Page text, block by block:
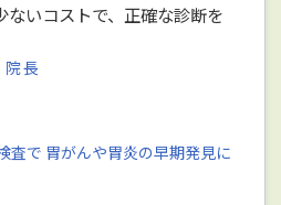
ないコストで、正確な診断を
長
査で 胃がんや胃炎の早期発見に